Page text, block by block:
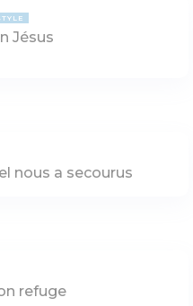
Jésus
nous a secourus
refuge